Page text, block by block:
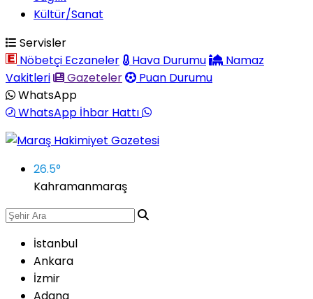
Kültür/Sanat
Servisler
Nöbetçi Eczaneler
Hava Durumu
Namaz
Vakitleri
Gazeteler
Puan Durumu
WhatsApp
WhatsApp İhbar Hattı
26.5°
Kahramanmaraş
İstanbul
Ankara
İzmir